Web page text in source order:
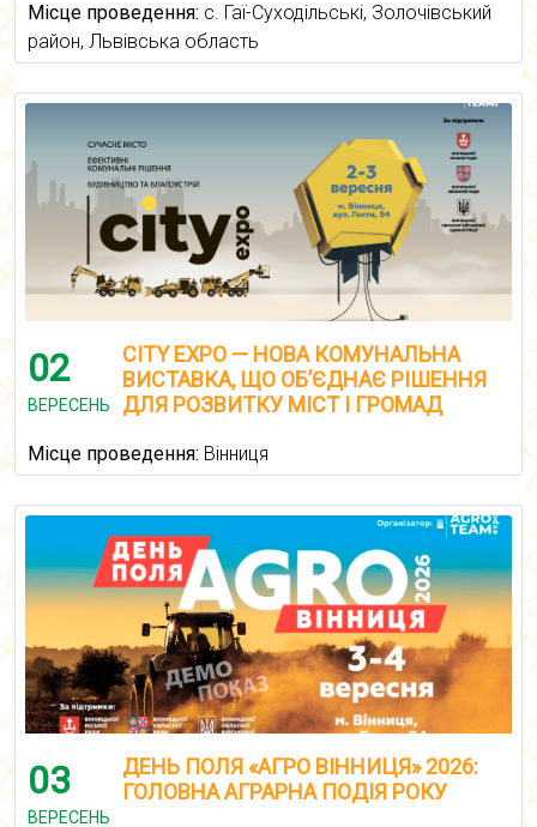
Місце проведення: с. Гаї-Суходільські, Золочівський
район, Львівська область
02
ВЕРЕСЕНЬ
CITY EXPO — НОВА КОМУНАЛЬНА
ВИСТАВКА, ЩО ОБ’ЄДНАЄ РІШЕННЯ
ДЛЯ РОЗВИТКУ МІСТ І ГРОМАД
Місце проведення: Вінниця
03
ВЕРЕСЕНЬ
ДЕНЬ ПОЛЯ «АГРО ВІННИЦЯ» 2026:
ГОЛОВНА АГРАРНА ПОДІЯ РОКУ